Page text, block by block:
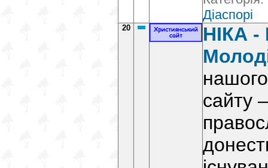
Діаспорі
20
НІКА -
сайту